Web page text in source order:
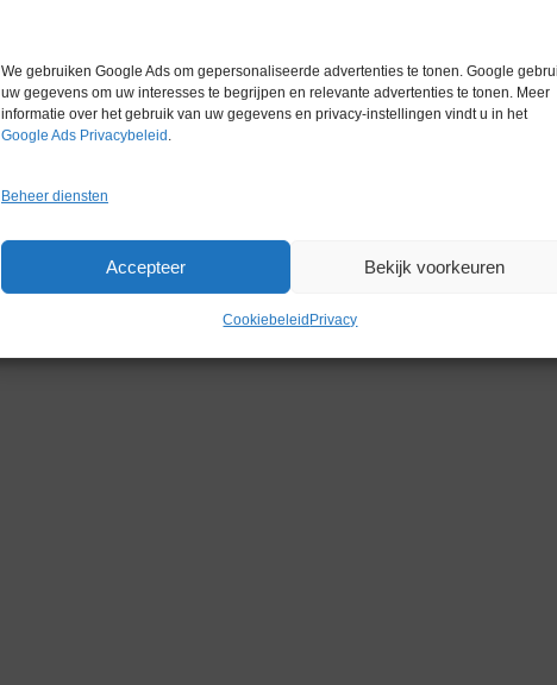
We gebruiken Google Ads om gepersonaliseerde advertenties te tonen. Google
uw gegevens om uw interesses te begrijpen en relevante advertenties te tonen. Meer
informatie over het gebruik van uw gegevens en privacy-instellingen vindt u in het
Google Ads Privacybeleid
Beheer diensten
Accepteer Bekijk voorkeuren
Cookiebeleid Privacy